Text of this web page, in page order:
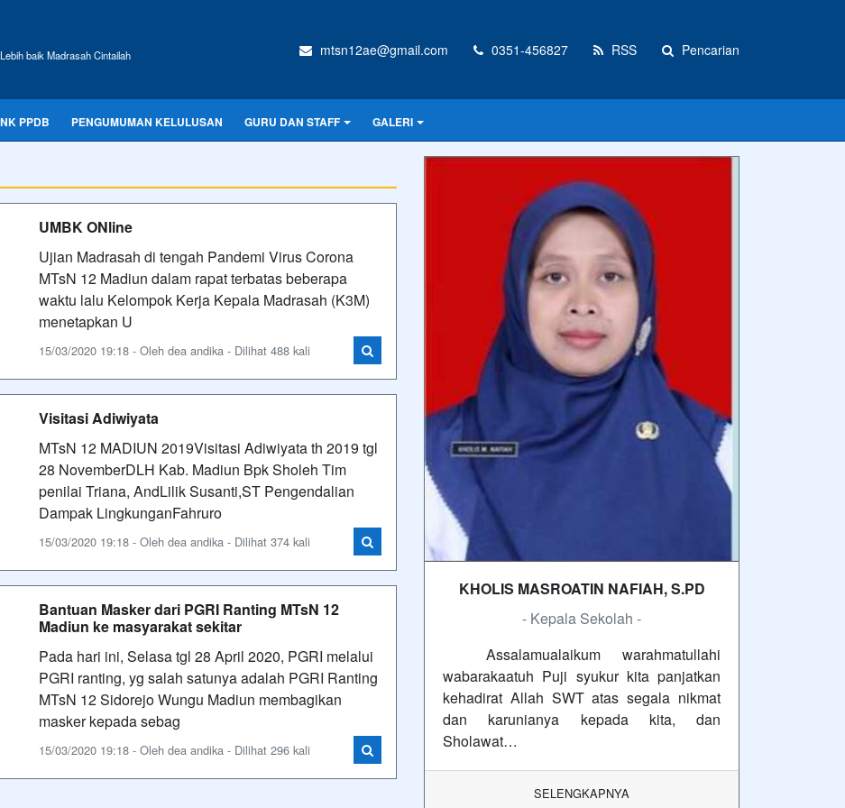
baik Madrasah Cintailah
mtsn12ae@gmail.com 0351-456827 RSS Pencarian
PPDB PENGUMUMAN KELULUSAN GURU DAN STAFF GALERI
UMBK ONline
Ujian Madrasah di tengah Pandemi Virus Corona
MTsN 12 Madiun dalam rapat terbatas beberapa
waktu lalu Kelompok Kerja Kepala Madrasah (K3M)
menetapkan U
15/03/2020 19:18 - Oleh dea andika - Dilihat 488 kali
Visitasi Adiwiyata
MTsN 12 MADIUN 2019Visitasi Adiwiyata th 2019 tgl
28 NovemberDLH Kab. Madiun Bpk Sholeh Tim
penilai Triana, AndLilik Susanti,ST Pengendalian
Dampak LingkunganFahruro
15/03/2020 19:18 - Oleh dea andika - Dilihat 374 kali
Bantuan Masker dari PGRI Ranting MTsN 12
Madiun ke masyarakat sekitar
Pada hari ini, Selasa tgl 28 April 2020, PGRI melalui
PGRI ranting, yg salah satunya adalah PGRI Ranting
MTsN 12 Sidorejo Wungu Madiun membagikan
masker kepada sebag
15/03/2020 19:18 - Oleh dea andika - Dilihat 296 kali
KHOLIS MASROATIN NAFIAH, S.PD
- Kepala Sekolah -
Assalamualaikum warahmatullahi
wabarakaatuh Puji syukur kita panjatkan
kehadirat Allah SWT atas segala nikmat
dan karunianya kepada kita, dan
Sholawat…
SELENGKAPNYA